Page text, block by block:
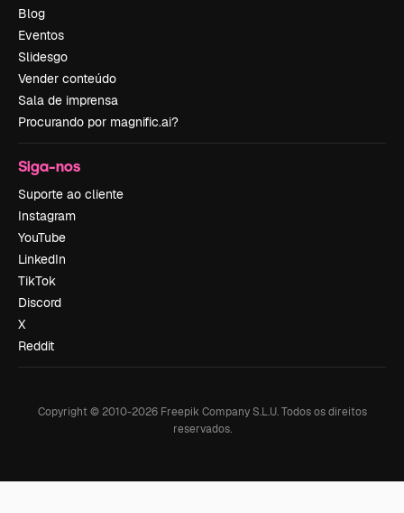
Blog
Eventos
Slidesgo
Vender conteúdo
Sala de imprensa
Procurando por magnific.ai?
Siga-nos
Suporte ao cliente
Instagram
YouTube
LinkedIn
TikTok
Discord
X
Reddit
Copyright © 2010-2026Freepik Company S.L.U. Todos os direitos
reservados.